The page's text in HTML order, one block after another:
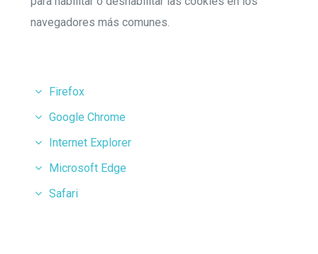
navegadores más comunes.
Firefox
Google Chrome
Internet Explorer
Microsoft Edge
Safari